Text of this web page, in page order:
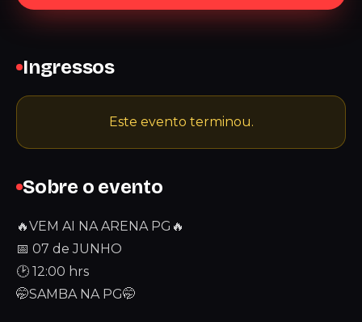
Sobre o evento
🔥VEM AI NA ARENA PG🔥
📅 07 de JUNHO
🕑 12:00 hrs
🤭SAMBA NA PG🤭
Ingressos
Este evento terminou.